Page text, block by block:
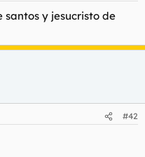
santos y jesucristo de
#42